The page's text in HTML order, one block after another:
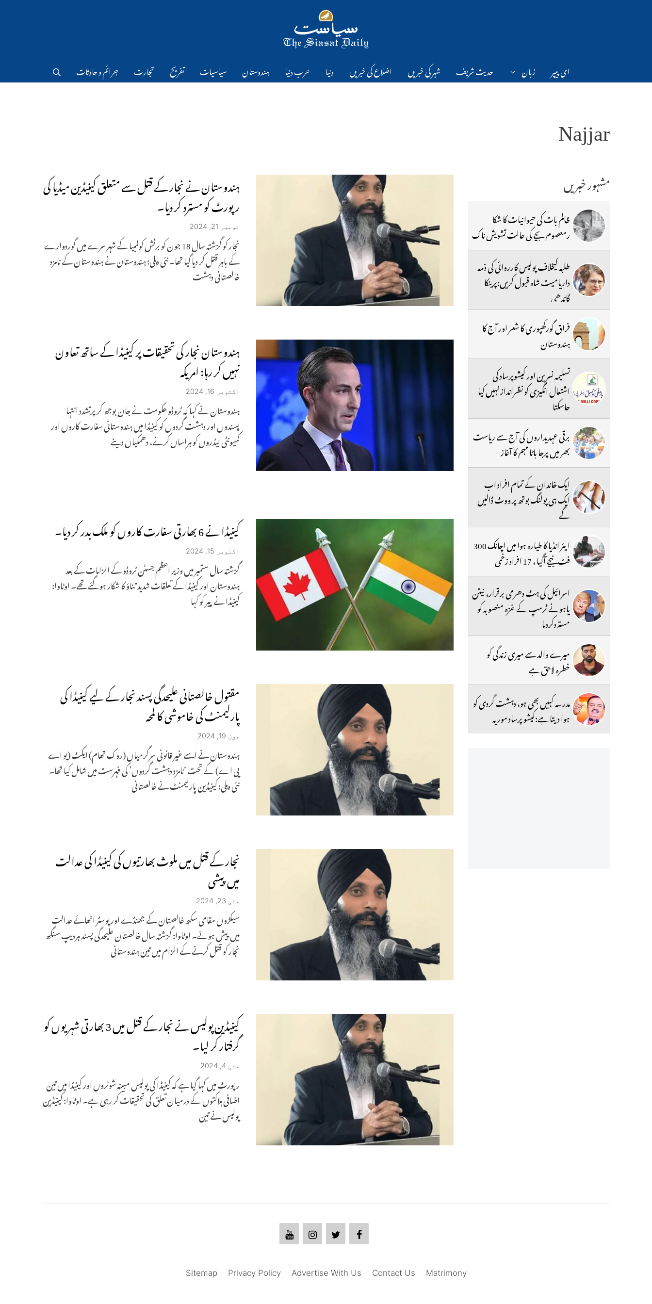
ای پیپر زبان حدیث شریف شہر کی خبریں اضلاع کی خبریں دنیا عرب دنیا ہندوستان سیاسیات تفریح تجارت جرائم و حادثات
Najjar
ہندوستان نے نجار کے قتل سے متعلق کینیڈین میڈیا کی
رپورٹ کو مسترد کر دیا۔
نومبر 21, 2024
نجار کو گزشتہ سال 18 جون کو برٹش کولمبیا کے شہر سرے میں گوردوارے
کے باہر قتل کر دیا گیا تھا۔ نئی دہلی: ہندوستان نے ہندوستان کے نامزد
خالصتانی دہشت
ہندوستان نجار کی تحقیقات پر کینیڈا کے ساتھ تعاون
نہیں کر رہا: امریکہ
اکتوبر 16, 2024
ہندوستان نے کہا کہ ٹروڈو حکومت نے جان بوجھ کر پرتشدد انتہا
پسندوں اور دہشت گردوں کو کینیڈا میں ہندوستانی سفارت کاروں اور
کمیونٹی لیڈروں کو ہراساں کرنے، دھمکیاں دینے
کینیڈا نے 6 بھارتی سفارت کاروں کو ملک بدر کر دیا۔
اکتوبر 15, 2024
گزشتہ سال ستمبر میں وزیر اعظم جسٹن ٹروڈو کے الزامات کے بعد
ہندوستان اور کینیڈا کے تعلقات شدید تناؤ کا شکار ہو گئے تھے۔ اوٹاوا:
کینیڈا نے پیر کو کہا
مقتول خالصتانی علیحدگی پسند نجار کے لیے کینیڈا کی
پارلیمنٹ کی خاموشی کا لمحہ
جون 19, 2024
ہندوستان نے اسے غیر قانونی سرگرمیاں (روک تھام) ایکٹ (یو اے
پی اے) کے تحت ‘نامزد دہشت گردوں’ کی فہرست میں شامل کیا تھا۔
نئی دہلی: کینیڈین پارلیمنٹ نے خالصتانی
نجار کے قتل میں ملوث بھارتیوں کی کینیڈا کی عدالت
میں پیشی
مئی 23, 2024
سیکڑوں مقامی سکھ خالصتان کے جھنڈے اور پوسٹر اٹھائے عدالت
میں پیش ہوئے۔ اوٹاوا: گزشتہ سال خالصتان علیحدگی پسند ہردیپ سنگھ
نجار کو قتل کرنے کے الزام میں تین ہندوستانی
کینیڈین پولیس نے نجار کے قتل میں 3 بھارتی شہریوں کو
گرفتار کر لیا۔
مئی 4, 2024
رپورٹ میں کہا گیا ہے کہ کینیڈا کی پولیس مبینہ شوٹروں اور کینیڈا میں تین
اضافی ہلاکتوں کے درمیان تعلق کی تحقیقات کر رہی ہے۔ اوٹاوا: کینیڈین
پولیس نے تین
مشہور خبریں
ظالم بات کی حیوانیات کا شکا
رمعصوم بچے کی حالت تشویش ناک
طلبہ کیخلاف پولیس کارروائی کی ذمہ
داریامیت شاہ قبول کریں:پرینکا
گاندھی
فراق گورکھپوری کا شعر اور آج کا
ہندوستان
تسلیمہ نسرین اور کیشوپرساد کی
اشتعال انگیزی کو نظرانداز نہیں کیا
جاسکتا
برقی عہدیداروں کی آج سے ریاست
بھر میں پرجا باٹا مہم کا آغاز
ایک خاندان کے تمام افراد اب
ایک ہی پولنگ بوتھ پر ووٹ ڈالیں
گے
ایئر انڈیا کا طیارہ ہوا میں اچانک 300
فٹ نیچے آگیا ، 17 افراد زخمی
اسرائیل کی ہٹ دھرمی برقرار، نیتن
یاہونے ٹرمپ کے غزہ منصوبہ کو
مستردکردیا
میرے والد سے میری زندگی کو
خطرہ لاحق ہے
مدرسہ کہیں بھی ہو، دہشت گردی کو
ہوا دیتا ہے:کیشو پرساد موریہ
Matrimony
Contact Us
Advertise With Us
Privacy Policy
Sitemap